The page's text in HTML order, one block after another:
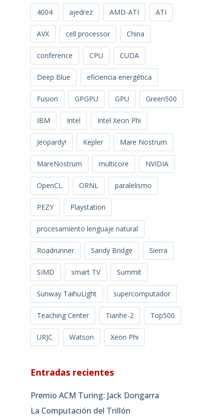
4004 ajedrez AMD-ATI ATI
AVX cell processor China
conference CPU CUDA
Deep Blue eficiencia energética
Fusion GPGPU GPU Green500
IBM Intel Intel Xeon Phi
Jeopardy! Kepler Mare Nostrum
MareNostrum multicore NVIDIA
OpenCL ORNL paralelismo
PEZY Playstation
procesamiento lenguaje natural
Roadrunner Sandy Bridge Sierra
SIMD smart TV Summit
Sunway TaihuLight supercomputador
Teaching Center Tianhe-2 Top500
URJC Watson Xeon Phi
Entradas recientes
Premio ACM Turing: Jack Dongarra
La Computación del Trillón